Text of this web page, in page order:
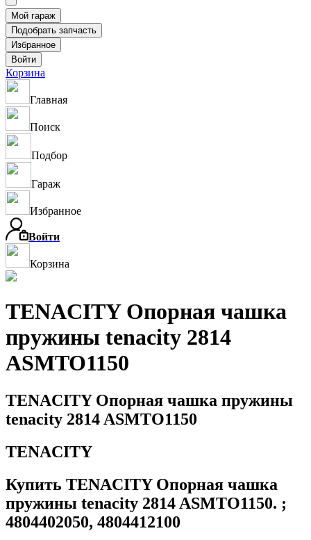
Корзина
Главная
Поиск
Подбор
Гараж
Избранное
Войти
Корзина
TENACITY Опорная чашка
пружины tenacity 2814
ASMTO1150
TENACITY Опорная чашка пружины
tenacity 2814 ASMTO1150
TENACITY
Купить TENACITY Опорная чашка
пружины tenacity 2814 ASMTO1150. ;
4804402050, 4804412100